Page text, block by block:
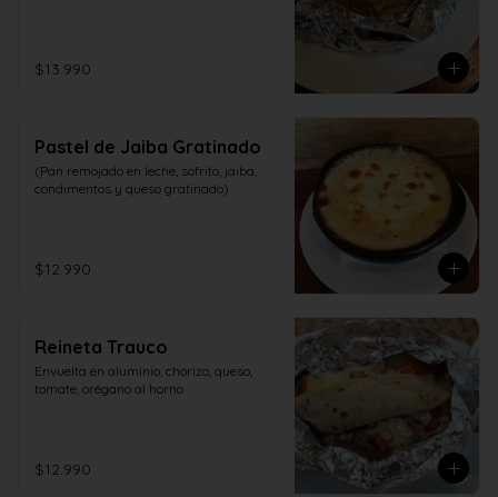
$13.990
Pastel de Jaiba Gratinado
(Pan remojado en leche, sofrito, jaiba,
condimentos y queso gratinado)
$12.990
Reineta Trauco
Envuelta en aluminio, chorizo, queso,
tomate, orégano al horno
$12.990